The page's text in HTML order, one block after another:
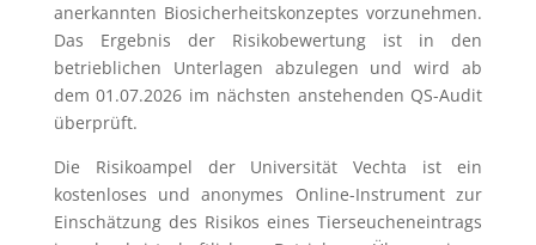
anerkannten Biosicherheitskonzeptes vorzunehmen.
Das Ergebnis der Risikobewertung ist in den
betrieblichen Unterlagen abzulegen und wird ab
dem 01.07.2026 im nächsten anstehenden QS-Audit
überprüft.
Die Risikoampel der Universität Vechta ist ein
kostenloses und anonymes Online-Instrument zur
Einschätzung des Risikos eines Tierseucheneintrags